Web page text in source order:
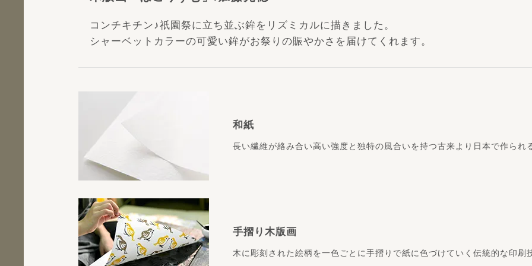
手摺り木版画
木に彫刻された絵柄を一色ごとに手摺りで紙に色づけていく伝統的な印刷
和紙
長い繊維が絡み合い高い強度と独特の風合いを持つ古来より日本で作られ
コンチキチン♪祇園祭に立ち並ぶ鉾をリズミカルに描きました。
シャーベットカラーの可愛い鉾がお祭りの賑やかさを届けてくれます。